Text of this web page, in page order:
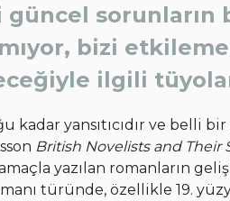
güncel
bizi
ilgili
kadar yansıtıcıdır ve belli
British Novelists and Their
yazılan romanların
türünde, özellikle 19.